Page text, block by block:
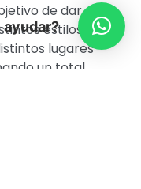
de dar
estilos
lugares
un total
ayudar?